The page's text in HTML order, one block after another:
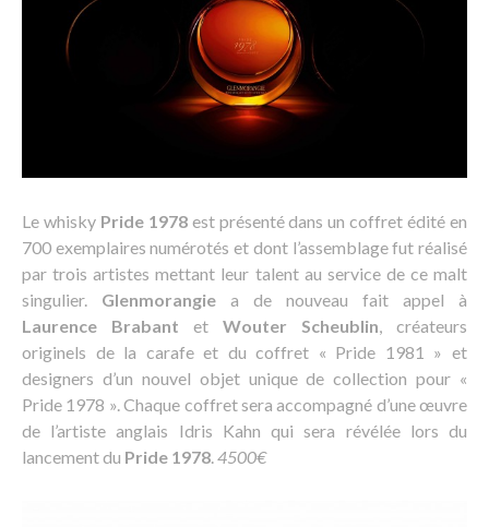
Le whisky Pride 1978est présenté dans un coffret édité en
700 exemplaires numérotés et dont l’assemblage fut réalisé
par trois artistes mettant leur talent au service de ce malt
singulier. Glenmorangie a de nouveau fait appel à
Laurence Brabant et Wouter Scheublin, créateurs
originels de la carafe et du coffret « Pride 1981 » et
designers d’un nouvel objet unique de collection pour «
Pride 1978 ». Chaque coffret sera accompagné d’une œuvre
de l’artiste anglais Idris Kahn qui sera révélée lors du
lancement du Pride 1978.4500€